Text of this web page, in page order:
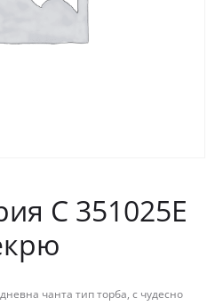
С 351025Е
чанта тип торба, с чудесно